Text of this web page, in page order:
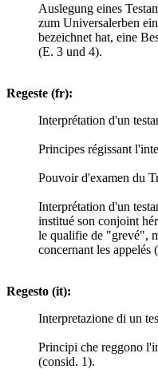
Auslegung eines
zum Universalerben
bezeichnet hat, eine
(E. 3 und 4).
Regeste (fr):
Interprétation d'un
Principes régissant
Pouvoir d'examen du
Interprétation d'un
institué son conjoint
le qualifie de "grevé",
concernant les appelés
Regesto (it):
Interpretazione di un
Principi che reggono
(consid. 1).